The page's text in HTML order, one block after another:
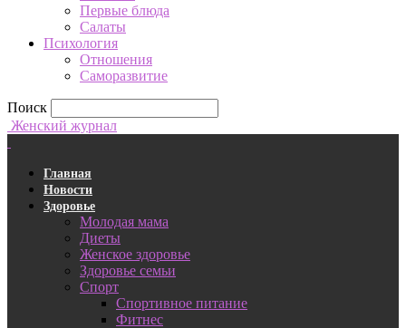
Первые блюда
Салаты
Психология
Отношения
Саморазвитие
Поиск
Женский журнал
Главная
Новости
Здоровье
Молодая мама
Диеты
Женское здоровье
Здоровье семьи
Спорт
Спортивное питание
Фитнес